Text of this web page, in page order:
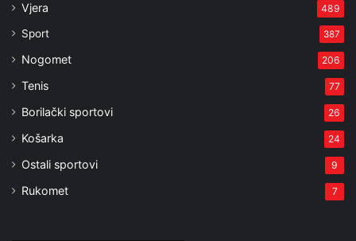
Vjera 489
Sport 387
Nogomet 206
Tenis 77
Borilački sportovi 26
Košarka 24
Ostali sportovi 9
Rukomet 7